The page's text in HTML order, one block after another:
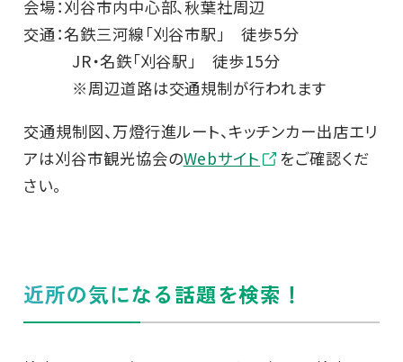
会場：刈谷市内中心部、秋葉社周辺
交通：名鉄三河線「刈谷市駅」 徒歩5分
JR・名鉄「刈谷駅」 徒歩15分
※周辺道路は交通規制が行われます
交通規制図、万燈行進ルート、キッチンカー出店エリ
アは刈谷市観光協会のWebサイト
をご確認くだ
さい。
近所の気になる話題を検索！